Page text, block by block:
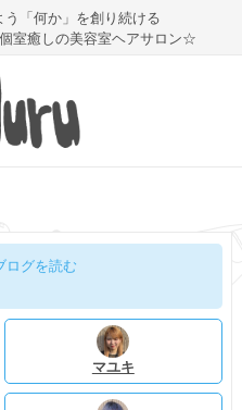
「何か」を創り続ける
室癒しの美容室ヘアサロン☆
ログを読む
マユキ